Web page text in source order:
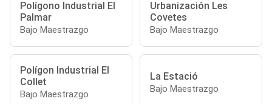
Polígono Industrial El
Palmar
Bajo Maestrazgo
Urbanización Les
Covetes
Bajo Maestrazgo
Polígon Industrial El
Collet
Bajo Maestrazgo
La Estació
Bajo Maestrazgo